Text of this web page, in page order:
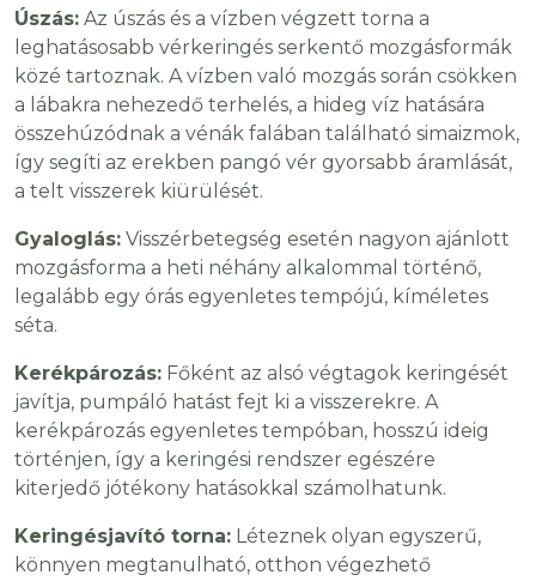
Úszás: Az úszás és a vízben végzett torna a
leghatásosabb vérkeringés serkentő mozgásformák
közé tartoznak. A vízben való mozgás során csökken
a lábakra nehezedő terhelés, a hideg víz hatására
összehúzódnak a vénák falában található simaizmok,
így segíti az erekben pangó vér gyorsabb áramlását,
a telt visszerek kiürülését.
Gyaloglás: Visszérbetegség esetén nagyon ajánlott
mozgásforma a heti néhány alkalommal történő,
legalább egy órás egyenletes tempójú, kíméletes
séta.
Kerékpározás: Főként az alsó végtagok keringését
javítja, pumpáló hatást fejt ki a visszerekre. A
kerékpározás egyenletes tempóban, hosszú ideig
történjen, így a keringési rendszer egészére
kiterjedő jótékony hatásokkal számolhatunk.
Keringésjavító torna: Léteznek olyan egyszerű,
könnyen megtanulható, otthon végezhető